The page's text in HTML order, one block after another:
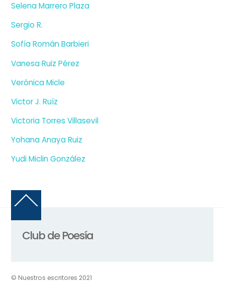
Selena Marrero Plaza
Sergio R.
Sofía Román Barbieri
Vanesa Ruiz Pérez
Verónica Micle
Victor J. Ruíz
Victoria Torres Villasevil
Yohana Anaya Ruiz
Yudi Miclin González
Back
Top
Club de Poesía
© Nuestros escritores 2021